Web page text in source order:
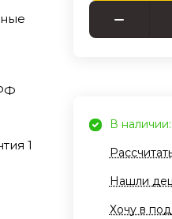
1
В
Нашли
Хочу в